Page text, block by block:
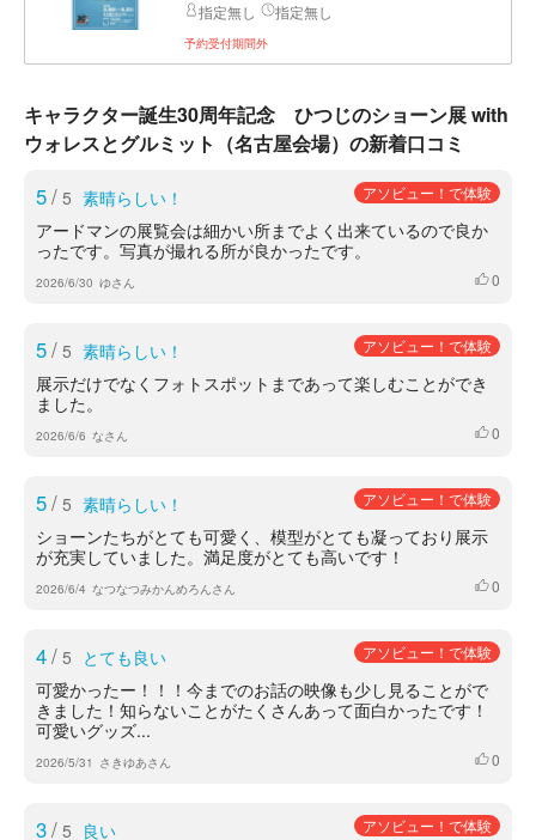
指定無し 指定無し
予約受付期間外
キャラクター誕生30周年記念 ひつじのショーン展 with
ウォレスとグルミット（名古屋会場）の新着口コミ
5/ 5 素晴らしい！ アソビュー！で体験
アードマンの展覧会は細かい所までよく出来ているので良か
ったです。写真が撮れる所が良かったです。
2026/6/30 ゆさん いいね
0
5/ 5 素晴らしい！ アソビュー！で体験
展示だけでなくフォトスポットまであって楽しむことができ
ました。
2026/6/6 なさん いいね
0
5/ 5 素晴らしい！ アソビュー！で体験
ショーンたちがとても可愛く、模型がとても凝っており展示
が充実していました。満足度がとても高いです！
2026/6/4 なつなつみかんめろんさん いいね
0
4/ 5 とても良い アソビュー！で体験
可愛かったー！！！今までのお話の映像も少し見ることがで
きました！知らないことがたくさんあって面白かったです！
可愛いグッズ...
2026/5/31 さきゆあさん いいね
0
3/ 5 良い アソビュー！で体験